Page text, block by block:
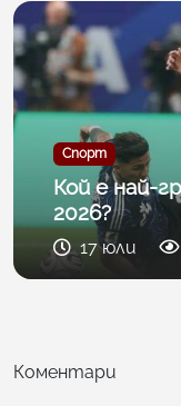
Спорт
Кой е най-
2026?
17 юли
Коментари